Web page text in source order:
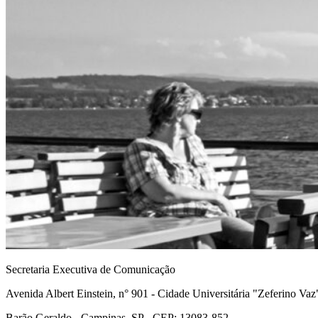
Secretaria Executiva de Comunicação
Avenida Albert Einstein, n° 901 - Cidade Universitária "Zeferino